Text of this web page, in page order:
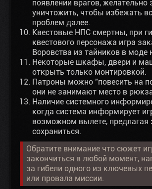
появлении врагов, желательно
уничтожить, чтобы избежать
проблем далее.
Квестовые НПС смертны, при
квестового персонажа игра
Воровства из тайников в моде
Некоторые шкафы, двери и
открыть только монтировкой.
Патроны можно "повесить на
они не занимают место в
Наличие системного
когда система информирует
возможном вылете, предлагая
сохраниться.
Обратите внимание что сюжет
закончиться в любой момент,
за гибели одного из ключевых
или провала миссии.